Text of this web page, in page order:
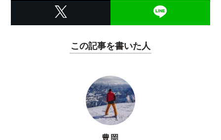
この記事を書いた人
豊岡